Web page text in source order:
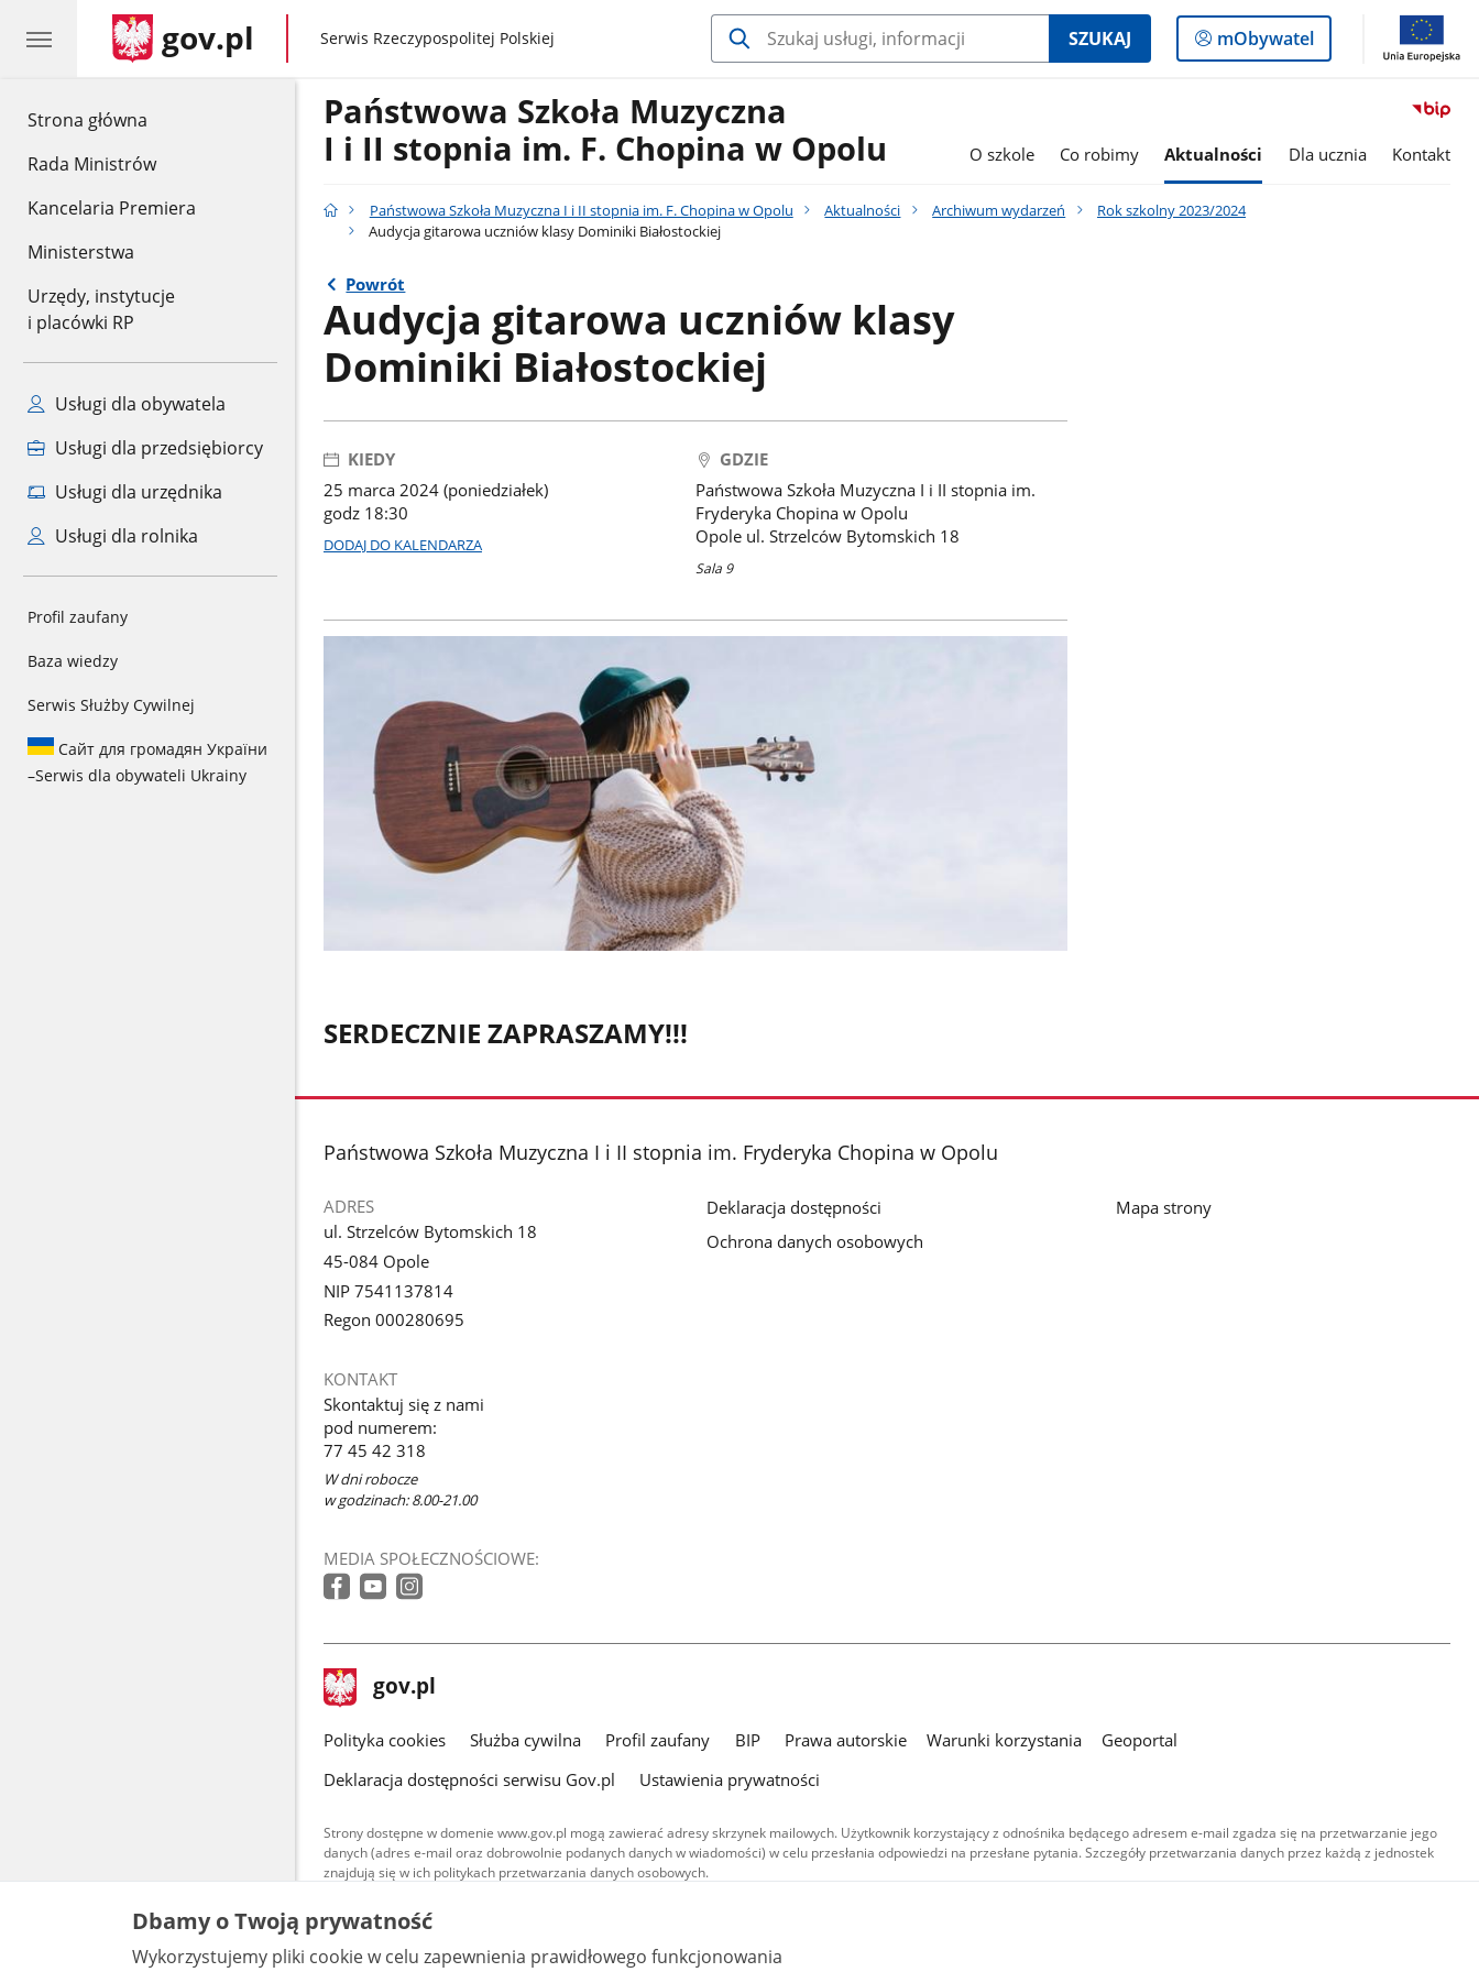
Strona główna
Rada Ministrów
Kancelaria Premiera
Ministerstwa
Urzędy, instytucje
i placówki RP
Usługi dla obywatela
Usługi dla przedsiębiorcy
Usługi dla urzędnika
Usługi dla rolnika
Profil zaufany
Baza wiedzy
Serwis Służby Cywilnej
Сайт для громадян України
–Serwis dla obywateli Ukrainy
gov.pl gov.pl
Serwis Rzeczypospolitej Polskiej SZUKAJ
Logowanie
do
mObywatel
Państwowa Szkoła Muzyczna
I i II stopnia im. F. Chopina w Opolu
O szkole Co robimy Aktualności Dla ucznia Kontakt
Państwowa Szkoła Muzyczna I i II stopnia im. F. Chopina w Opolu Aktualności Archiwum wydarzeń
Rok szkolny 2023/2024
Audycja gitarowa uczniów klasy Dominiki Białostockiej
Powrót
Audycja gitarowa uczniów klasy
Dominiki Białostockiej
KIEDY
25 marca 2024 (poniedziałek)
godz 18:30
DODAJ DO KALENDARZA
GDZIE
Państwowa Szkoła Muzyczna I i II stopnia im.
Fryderyka Chopina w Opolu
Opole ul. Strzelców Bytomskich 18
Sala 9
SERDECZNIE ZAPRASZAMY!!!
stopka
Państwowa Szkoła Muzyczna I i II stopnia im. Fryderyka Chopina w Opolu
ADRES
ul. Strzelców Bytomskich 18
45-084 Opole
NIP 7541137814
Regon 000280695
KONTAKT
Skontaktuj się z nami
pod numerem:
77 45 42 318
W dni robocze
w godzinach: 8.00-21.00
MEDIA SPOŁECZNOŚCIOWE:
Deklaracja dostępności
Ochrona danych osobowych
Mapa strony
stopka
gov.pl Strona
gov.pl
gov.pl
Polityka cookies Służba cywilna Profil zaufany BIP Prawa autorskie Warunki korzystania
Geoportal
Deklaracja dostępności serwisu Gov.pl
Ustawienia prywatności
Strony dostępne w domenie www.gov.pl mogą zawierać adresy skrzynek mailowych. Użytkownik korzystający z odnośnika będącego adresem e-mail zgadza się na przetwarzanie jego
danych (adres e-mail oraz dobrowolnie podanych danych w wiadomości) w celu przesłania odpowiedzi na przesłane pytania. Szczegóły przetwarzania danych przez każdą z jednostek
znajdują się w ich politykach przetwarzania danych osobowych.
Treści tekstowe publikowane w serwisie (z wyłączeniem treści audiowizualnych), są
udostępniane na licencji typu Creative Commons: uznanie autorstwa - na tych samych
warunkach 4.0 (CC BY-SA 4.0). Materiały audiowizualne, w tym zdjęcia, materiały audio i wideo,
są udostępniane na licencji typu Creative Commons: uznanie autorstwa użycie niekomercyjne -
Dbamy o Twoją prywatność
Wykorzystujemy pliki cookie w celu zapewnienia prawidłowego funkcjonowania